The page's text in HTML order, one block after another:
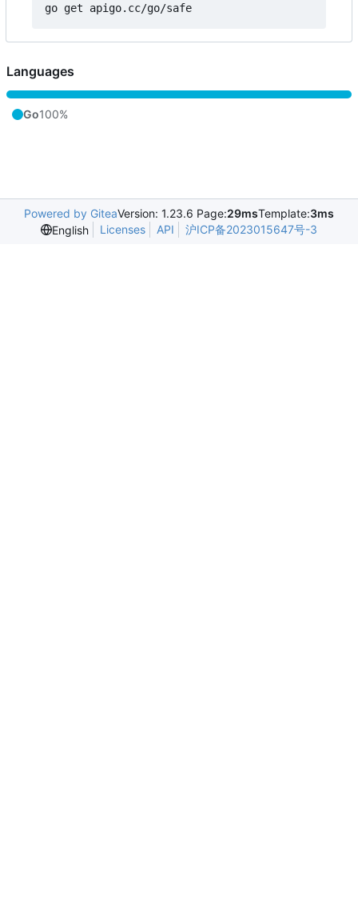
Languages
Go100%
Powered by GiteaVersion: 1.23.6 Page:29msTemplate:3ms
English
Licenses API 沪ICP备2023015647号-3